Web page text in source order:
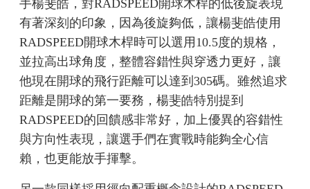
手楊斐皓，對RADSPEED開球木桿的低後旋表現
有著深刻的印象，因為後旋夠低，讓楊斐皓使用
RADSPEED開球木桿時可以選用10.5度的規格，
並拉高出球角度，整體容錯性與穿透力更好，讓
他現在開球的飛行距離可以達到305碼。雖然追求
距離是開球的第一要務，楊斐皓特別提到
RADSPEED的回饋感非常好，加上優異的容錯性
與方向性表現，讓選手們在實戰時能夠全心信
賴，也更能放手揮擊。